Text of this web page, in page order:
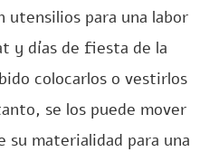
para una labor
y días de fiesta de la
colocarlos o vestirlos
se los puede mover
su materialidad para una